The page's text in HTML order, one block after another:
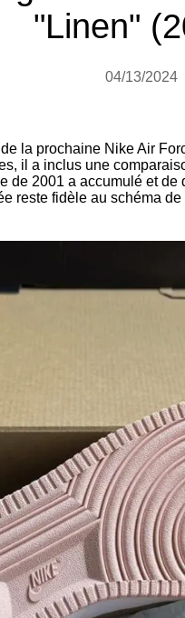
"Linen"
04/13/2024
la prochaine Nike Air
il a inclus une
de 2001 a accumulé et
reste fidèle au schéma